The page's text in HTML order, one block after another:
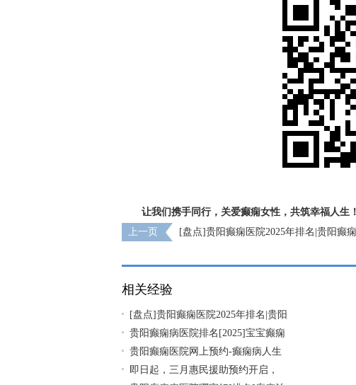
让我们携手同行，关爱癫痫女性，共筑幸福人生！
上一页
[盘点]贵阳癫痫医院2025年排名|贵阳癫
相关经验
[盘点]贵阳癫痫医院2025年排名|贵阳
贵阳癫痫病医院排名[2025]宝宝癫痫
贵阳癫痫医院网上预约-癫痫病人生
即日起，三月惠民援助预约开启，